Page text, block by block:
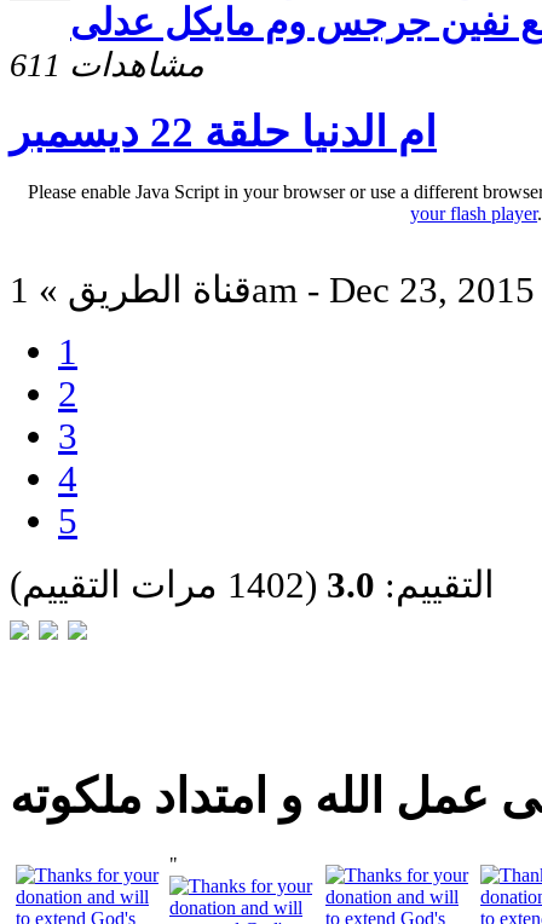
نفين جرجس وم مايكل عدلى
611 مشاهدات
ام الدنيا حلقة 22 ديسمبر
Please enable Java Script in your browser or use a different
your flash player.
قناة الطريق » 1am - Dec 23, 2015
1
2
3
4
5
التقييم: 3.0 (1402 مرات التقييم)
عمل الله و امتداد ملكوته
"